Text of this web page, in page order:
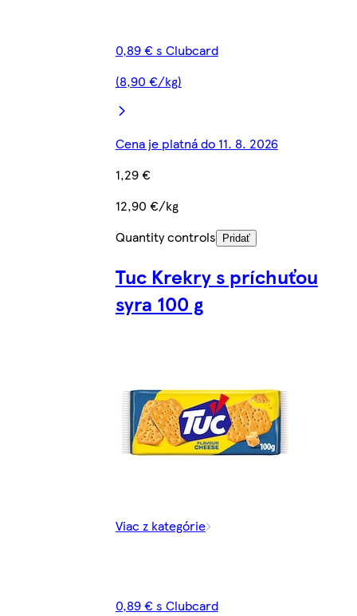
0,89 € s Clubcard
(8,90 €/kg)
Cena je platná do 11. 8. 2026
1,29 €
12,90 €/kg
Quantity controls
Pridať
Tuc Krekry s príchuťou
syra 100 g
Viac z kategórie
0,89 € s Clubcard